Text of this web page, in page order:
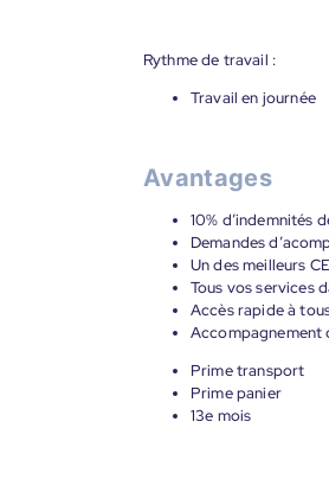
Rythme de travail :
Travail en journée
Avantages
10% d’indemnités
Demandes
Un des meilleurs
Tous vos services
Accès rapide à
Accompagnement
Prime transport
Prime panier
13e mois